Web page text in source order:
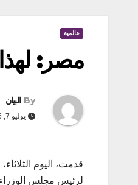
عالمية
مصر:
By البيان
يوليو 7, 2026
قدمت، اليوم
لرئيس مجلس